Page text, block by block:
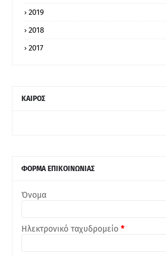
2019
2018
2017
ΚΑΙΡΟΣ
ΦΟΡΜΑ ΕΠΙΚΟΙΝΩΝΙΑΣ
Όνομα
Ηλεκτρονικό ταχυδρομείο *